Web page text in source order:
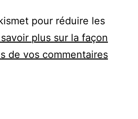
pour réduire les
plus sur la façon
de vos commentaires